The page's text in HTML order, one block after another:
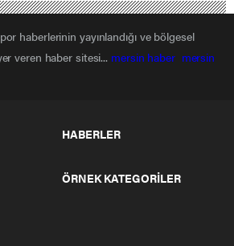
haberlerinin yayınlandığı ve bölgesel
veren haber sitesi... mersin haber mersin
HABERLER
ÖRNEK KATEGORİLER